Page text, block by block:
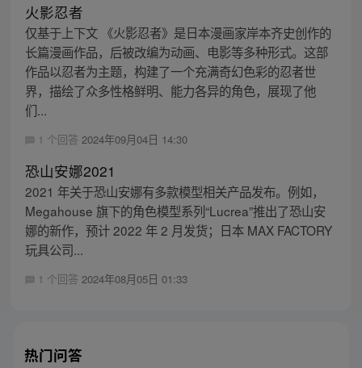
火影忍者
仅基于上下文 《火影忍者》是日本漫画家岸本齐史创作的
长篇漫画作品，后被改编为动画、电影等多种形式。这部
作品以忍者为主题，构建了一个充满奇幻色彩的忍者世
界，描绘了众多性格鲜明、能力各异的角色，展现了他
们...
1 个回答 2024年09月04日 14:30
恐山安娜2021
2021 年关于恐山安娜有多款模型相关产品发布。例如，
Megahouse 旗下的角色模型系列“Lucrea”推出了恐山安
娜的新作，预计 2022 年 2 月发货；日本 MAX FACTORY
玩具公司...
1 个回答 2024年08月05日 01:33
热门问答